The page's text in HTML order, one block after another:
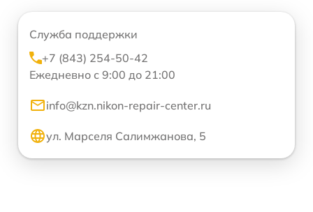
Служба поддержки
+7 (843) 254-50-42
Ежедневно с 9:00 до 21:00
info@kzn.nikon-repair-center.ru
ул. Марселя Салимжанова, 5